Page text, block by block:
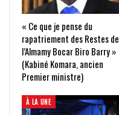
« Ce que je pense du
rapatriement des Restes de
l’Almamy Bocar Biro Barry »
(Kabiné Komara, ancien
Premier ministre)
À LA UNE